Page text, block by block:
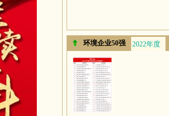
环境企业50强 2022年度